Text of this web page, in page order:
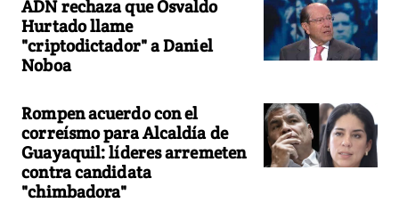
ADN rechaza que Osvaldo
Hurtado llame
"criptodictador" a Daniel
Noboa
Rompen acuerdo con el
correísmo para Alcaldía de
Guayaquil: líderes arremeten
contra candidata
"chimbadora"